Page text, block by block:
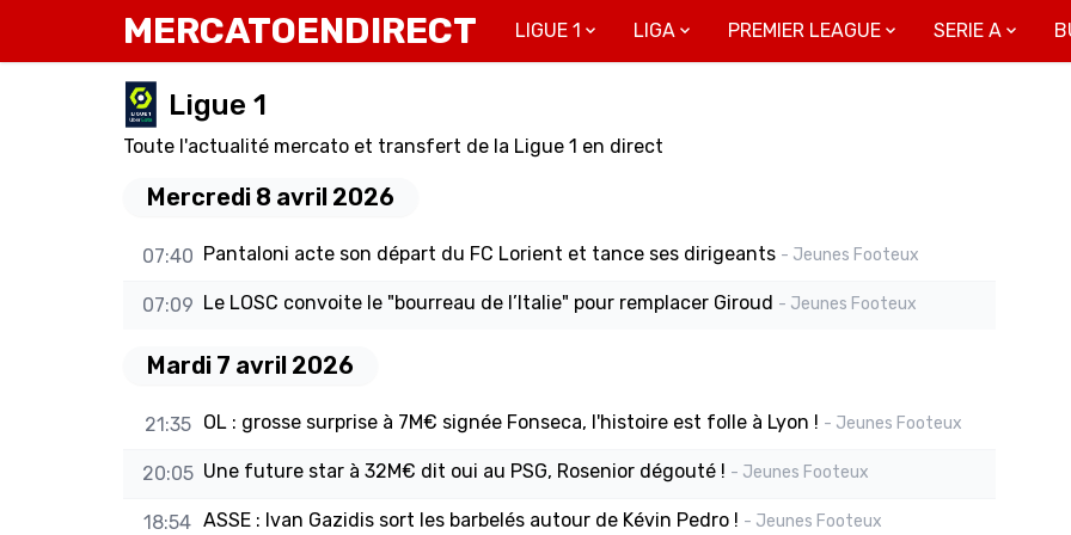
MERCATOENDIRECT LIGUE 1 LIGA PREMIER LEAGUE SERIE A
Ligue 1
Toute l'actualité mercato et transfert de la Ligue 1 en direct
Mercredi 8 avril 2026
07:40 Pantaloni acte son départ du FC Lorient et tance ses dirigeants - Jeunes Footeux
07:09 Le LOSC convoite le "bourreau de l’Italie" pour remplacer Giroud - Jeunes Footeux
Mardi 7 avril 2026
21:35 OL : grosse surprise à 7M€ signée Fonseca, l'histoire est folle à Lyon ! - Jeunes Footeux
20:05 Une future star à 32M€ dit oui au PSG, Rosenior dégouté ! - Jeunes Footeux
18:54 ASSE : Ivan Gazidis sort les barbelés autour de Kévin Pedro ! - Jeunes Footeux